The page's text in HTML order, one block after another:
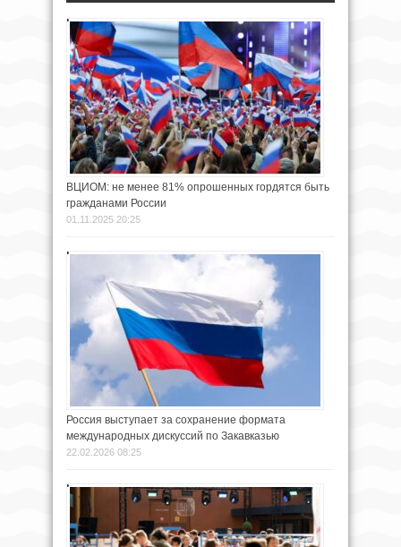
ВЦИОМ: не менее 81% опрошенных гордятся быть
гражданами России
01.11.2025 20:25
Россия выступает за сохранение формата
международных дискуссий по Закавказью
22.02.2026 08:25